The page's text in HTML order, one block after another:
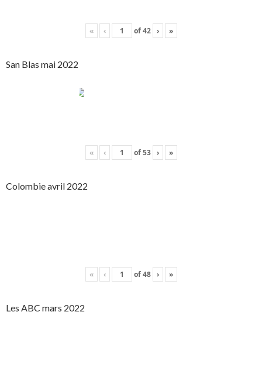
« ‹ of42 › »
San Blas mai 2022
« ‹ of53 › »
Colombie avril 2022
« ‹ of48 › »
Les ABC mars 2022